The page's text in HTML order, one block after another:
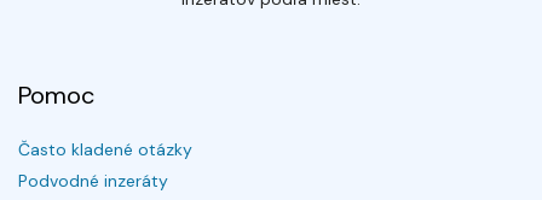
Pomoc
Často kladené otázky
Podvodné inzeráty